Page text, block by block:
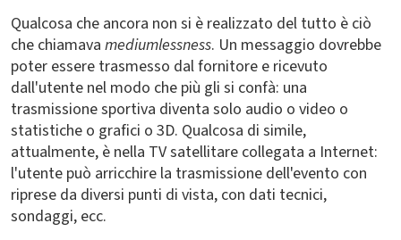
Qualcosa che ancora non si è realizzato del tutto è ciò
che chiamava mediumlessness. Un messaggio dovrebbe
poter essere trasmesso dal fornitore e ricevuto
dall'utente nel modo che più gli si confà: una
trasmissione sportiva diventa solo audio o video o
statistiche o grafici o 3D. Qualcosa di simile,
attualmente, è nella TV satellitare collegata a Internet:
l'utente può arricchire la trasmissione dell'evento con
riprese da diversi punti di vista, con dati tecnici,
sondaggi, ecc.